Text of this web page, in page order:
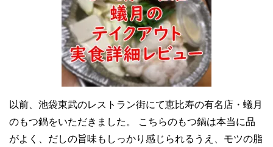
以前、池袋東武のレストラン街にて恵比寿の有名店・蟻月
のもつ鍋をいただきました。 こちらのもつ鍋は本当に品
がよく、だしの旨味もしっかり感じられるうえ、モツの脂